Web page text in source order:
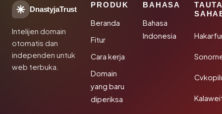
DnastyjaTrust
Intelijen domain
otomatis dan
independen untuk
web terbuka.
PRODUK
Beranda
Fitur
Cara kerja
Domain
yang baru
diperiksa
BAHASA
Bahasa
Indonesia